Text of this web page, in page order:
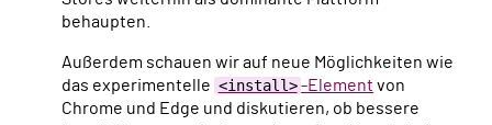
behaupten.
Außerdem schauen wir auf neue Möglichkeiten wie
das experimentelle <install> -Element von
Chrome und Edge und diskutieren, ob bessere